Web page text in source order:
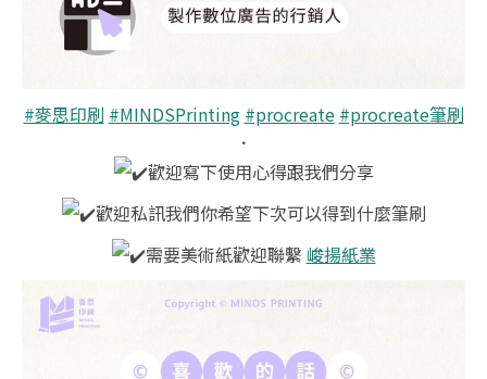
#麥思印刷 #MINDSPrinting #procreate #procreate筆刷
．
歡迎寫下使用心得跟我們分享
歡迎私訊我們你希望下次可以得到什麼筆刷
需要美術紙歡迎聯繫 峻揚紙業